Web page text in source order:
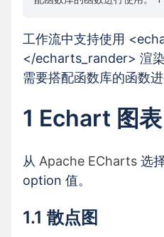
工作流中支持使用
</echarts_rander> 渲
需要搭配函数库的函数进
1 Echart 图表
从 Apache ECharts 选
option 值。
1.1 散点图